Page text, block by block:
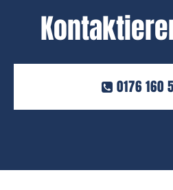
0176 160